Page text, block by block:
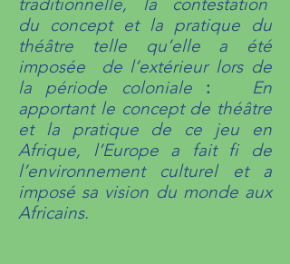
du concept et la pratique du
théâtre telle qu’elle a été
imposée de l’extérieur lors de
la période coloniale :
En
apportant le concept de théâtre
et la pratique de ce jeu en
Afrique, l’Europe a fait fi de
l’environnement culturel et a
imposé sa vision du monde aux
Africains.